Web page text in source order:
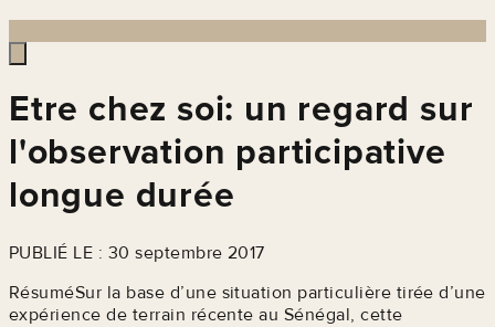
Etre chez soi: un regard sur
l'observation participative
longue durée
PUBLIÉ LE : 30 septembre 2017
RésuméSur la base d’une situation particulière tirée d’une
expérience de terrain récente au Sénégal, cette